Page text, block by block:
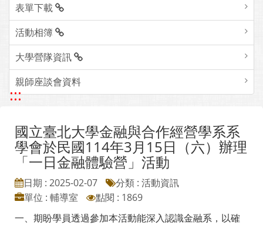
表單下載
活動相簿
大學營隊資訊
親師座談會資料
:::
國立臺北大學金融與合作經營學系系
學會於民國114年3月15日（六）辦理
「一日金融體驗營」活動
日期 : 2025-02-07
分類 : 活動資訊
單位 : 輔導室
點閱 : 1869
一、期盼學員透過參加本活動能深入認識金融系，以確